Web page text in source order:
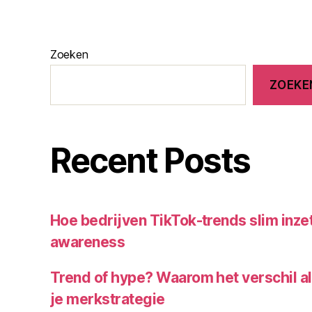
m
a
g
ill
Zoeken
Recent Posts
Hoe bedrijven TikTok-trends slim
awareness
Trend of hype? Waarom het verschil
je merkstrategie